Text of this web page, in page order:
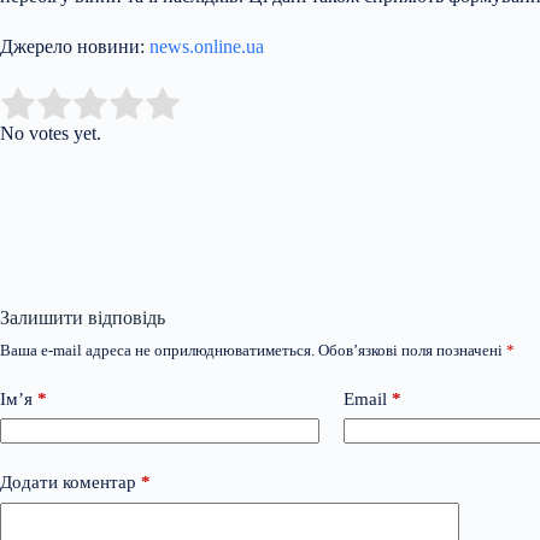
Джерело новини: news.online.ua
Rate this item:
No votes yet.
Залишити відповідь
Ваша e-mail адреса не оприлюднюватиметься. Обов’язкові поля позначені *
Ім’я * Email *
Додати коментар *